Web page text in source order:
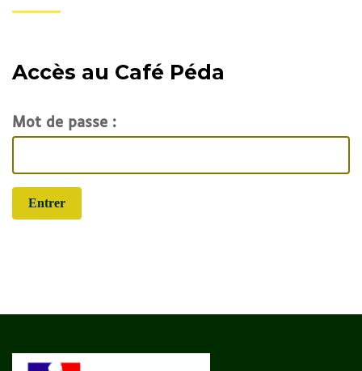
Accès au Café Péda
Mot de passe :
Entrer